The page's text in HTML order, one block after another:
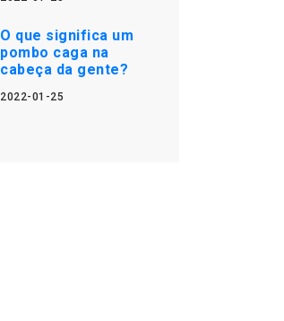
O que significa um
pombo caga na
cabeça da gente?
2022-01-25